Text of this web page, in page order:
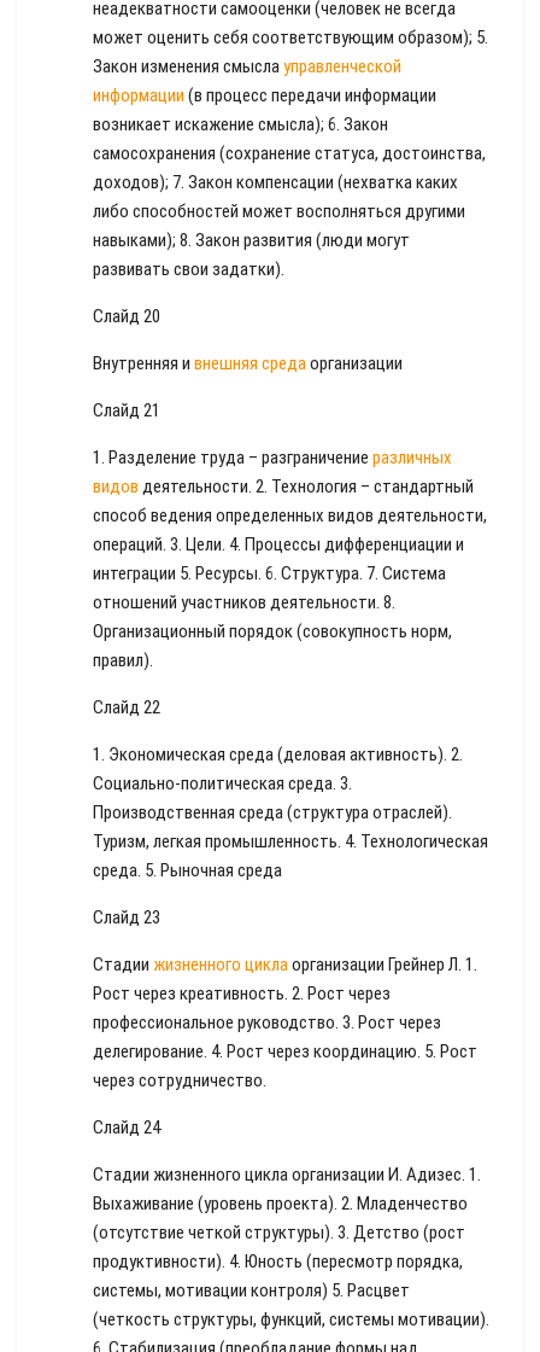
неадекватности самооценки (человек не всегда
может оценить себя соответствующим образом); 5.
Закон изменения смыслауправленческой
информации (в процесс передачи информации
возникает искажение смысла); 6. Закон
самосохранения (сохранение статуса, достоинства,
доходов); 7. Закон компенсации (нехватка каких
либо способностей может восполняться другими
навыками); 8. Закон развития (люди могут
развивать свои задатки).
Слайд 20
Внутренняя и внешняя средаорганизации
Слайд 21
1. Разделение труда – разграничение различных
видов деятельности. 2. Технология – стандартный
способ ведения определенных видов деятельности,
операций. 3. Цели. 4. Процессы дифференциации и
интеграции 5. Ресурсы. 6. Структура. 7. Система
отношений участников деятельности. 8.
Организационный порядок (совокупность норм,
правил).
Слайд 22
1. Экономическая среда (деловая активность). 2.
Социально-политическая среда. 3.
Производственная среда (структура отраслей).
Туризм, легкая промышленность. 4. Технологическая
среда. 5. Рыночная среда
Слайд 23
Стадии жизненного циклаорганизации Грейнер Л. 1.
Рост через креативность. 2. Рост через
профессиональное руководство. 3. Рост через
делегирование. 4. Рост через координацию. 5. Рост
через сотрудничество.
Слайд 24
Стадии жизненного цикла организации И. Адизес. 1.
Выхаживание (уровень проекта). 2. Младенчество
(отсутствие четкой структуры). 3. Детство (рост
продуктивности). 4. Юность (пересмотр порядка,
системы, мотивации контроля) 5. Расцвет
(четкость структуры, функций, системы мотивации).